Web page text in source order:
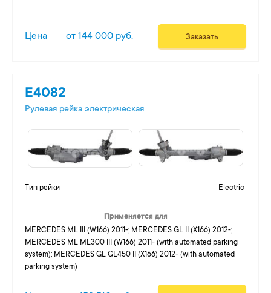
Цена от 144 000 руб. Заказать
E4082
Рулевая рейка электрическая
Тип рейки Electric
Применяется для
MERCEDES ML III (W166) 2011-; MERCEDES GL II (X166) 2012-;
MERCEDES ML ML300 III (W166) 2011- (with automated parking
system); MERCEDES GL GL450 II (X166) 2012- (with automated
parking system)